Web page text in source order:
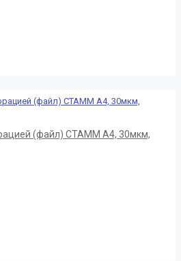
(файл) СТАММ А4, 30мкм,